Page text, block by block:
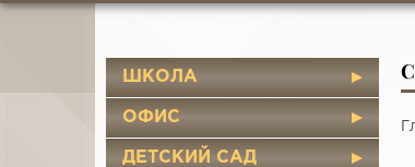
ШКОЛА
ОФИС
ДЕТСКИЙ САД